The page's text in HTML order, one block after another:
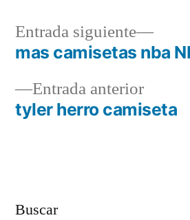
Navegación
de
entradas
Entrada anteriorEntrada
tyler herro camiseta
Entrada siguiente
mas camisetas nba
Buscar